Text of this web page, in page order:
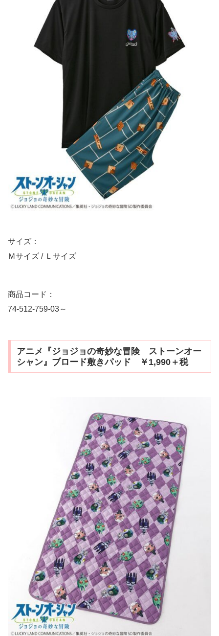
サイズ：
Ｍサイズ / Ｌサイズ
商品コード：
74-512-759-03～
アニメ『ジョジョの奇妙な冒険 ストーンオー
シャン』ブロード敷きパッド ￥1,990＋税